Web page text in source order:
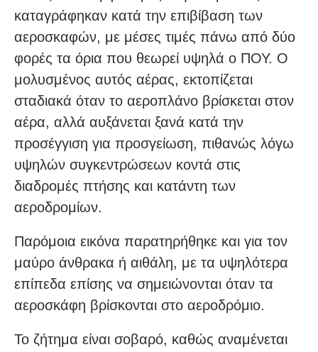
καταγράφηκαν κατά την επιβίβαση των
αεροσκαφών, με μέσες τιμές πάνω από δύο
φορές τα όρια που θεωρεί υψηλά ο ΠΟΥ. Ο
μολυσμένος αυτός αέρας, εκτοπίζεται
σταδιακά όταν το αεροπλάνο βρίσκεται στον
αέρα, αλλά αυξάνεται ξανά κατά την
προσέγγιση για προσγείωση, πιθανώς λόγω
υψηλών συγκεντρώσεων κοντά στις
διαδρομές πτήσης και κατάντη των
αεροδρομίων.
Παρόμοια εικόνα παρατηρήθηκε και για τον
μαύρο άνθρακα ή αιθάλη, με τα υψηλότερα
επίπεδα επίσης να σημειώνονται όταν τα
αεροσκάφη βρίσκονται στο αεροδρόμιο.
Το ζήτημα είναι σοβαρό, καθώς αναμένεται